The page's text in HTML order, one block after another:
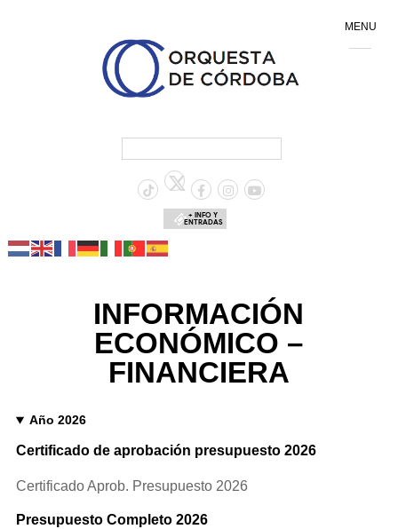
+ INFO Y
ENTRADAS
INFORMACIÓN
ECONÓMICO –
FINANCIERA
Año 2026
Certificado de aprobación presupuesto 2026
Certificado Aprob. Presupuesto 2026
Presupuesto Completo 2026
MENU